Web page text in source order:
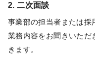
2. 二次面談
事業部の担当者または採
業務内容をお聞きいただ
きます。